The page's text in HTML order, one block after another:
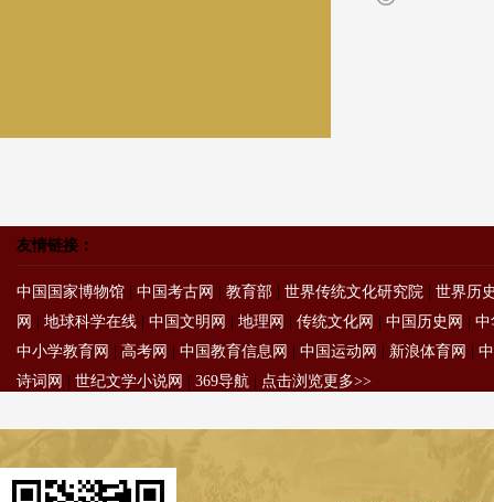
友情链接：
中国国家博物馆 中国考古网 教育部 世界传统文化研究院
世界历
网
地球科学在线 中国文明网 地理网 传统文化网 中国历史网
中
中小学教育网
高考网 中国教育信息网 中国运动网 新浪体育网
诗词网
世纪文学小说网 369导航 点击浏览更多>>